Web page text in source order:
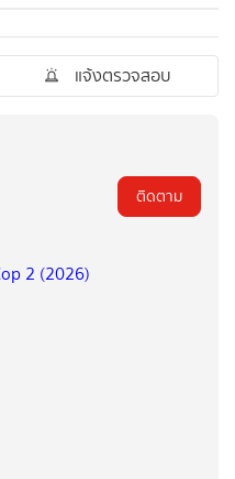
แจ้งตรวจสอบ
ติดตาม